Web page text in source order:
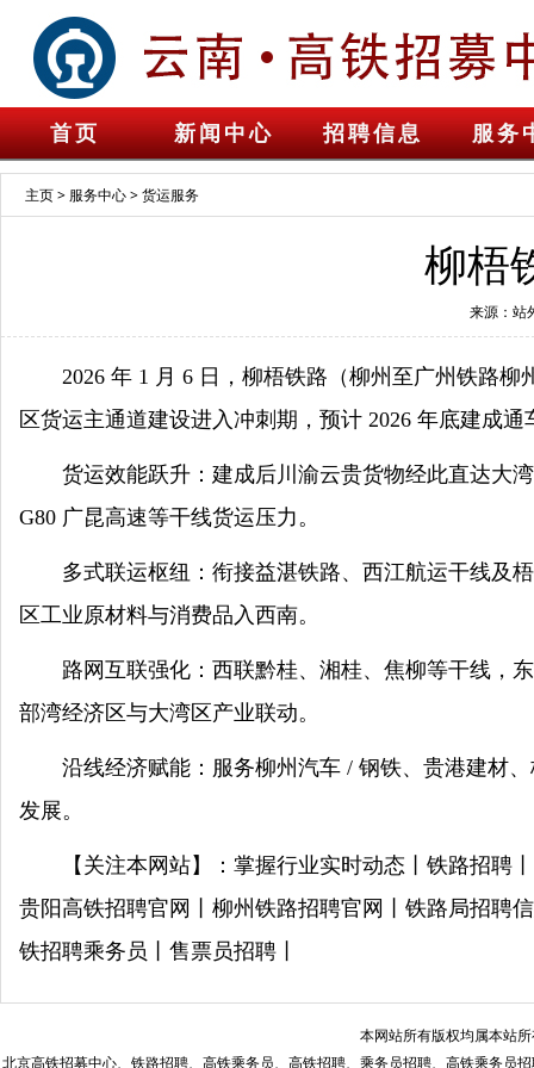
首页 新闻中心 招聘信息 服务
主页> 服务中心>货运服务
柳梧
来源：站
2026 年 1 月 6 日，柳梧铁路（柳州至广州铁路
区货运主通道建设进入冲刺期，预计 2026 年底建成通
货运效能跃升：建成后川渝云贵货物经此直达大
G80 广昆高速等干线货运压力。
多式联运枢纽：衔接益湛铁路、西江航运干线及
区工业原材料与消费品入西南。
路网互联强化：西联黔桂、湘桂、焦柳等干线
部湾经济区与大湾区产业联动。
沿线经济赋能：服务柳州汽车 / 钢铁、贵港建材
发展。
【关注本网站】：掌握行业实时动态丨铁路招
贵阳高铁招聘官网丨柳州铁路招聘官网丨铁路局招聘
铁招聘乘务员丨售票员招聘丨
本网站所有版权均属本站
北京高铁招募中心、铁路招聘、高铁乘务员、高铁招聘、乘务员招聘、高铁乘务员